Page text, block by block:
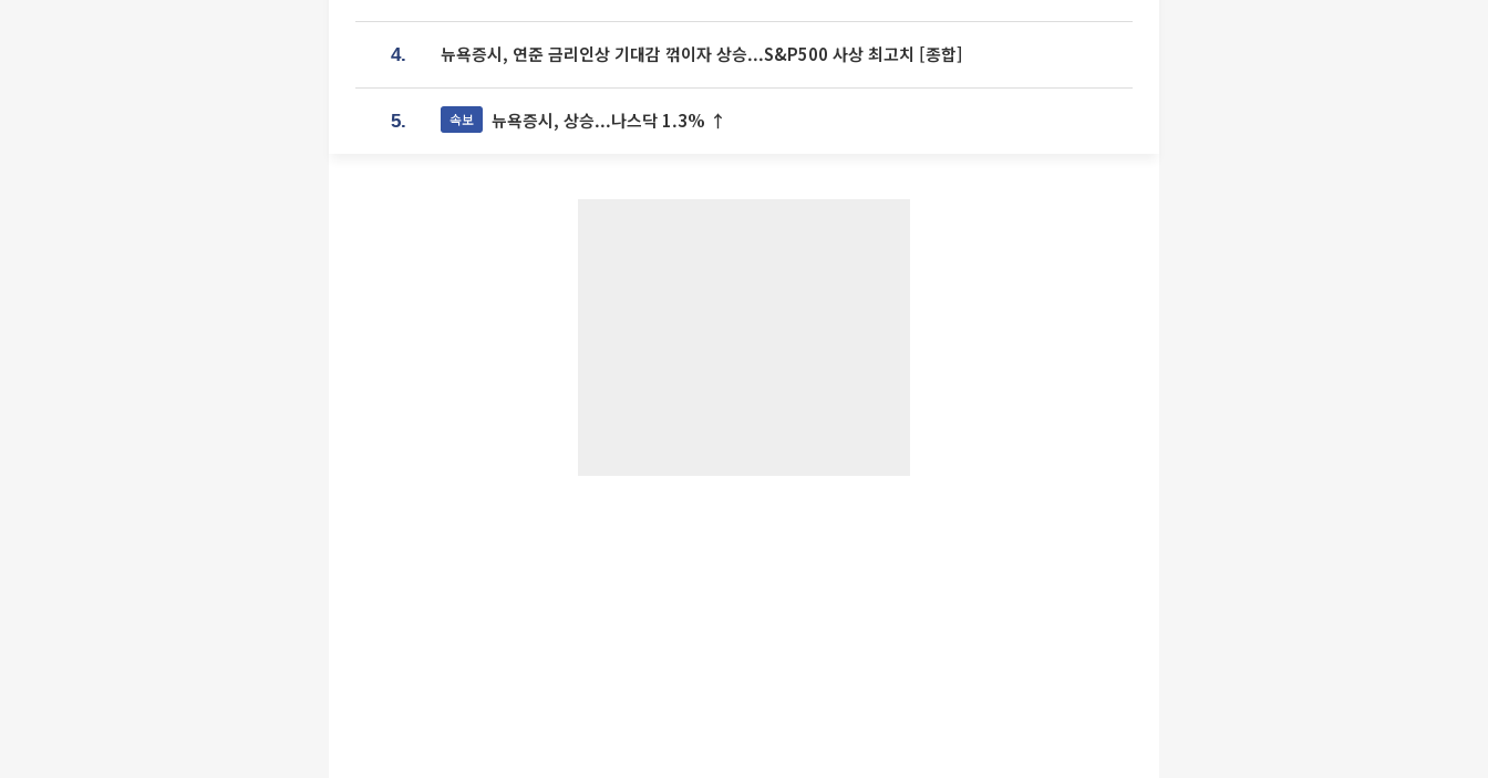
4. 뉴욕증시, 연준 금리인상 기대감 꺾이자 상승...S&P500 사상 최고치 [종합]
5. 속보 뉴욕증시, 상승...나스닥 1.3% ↑